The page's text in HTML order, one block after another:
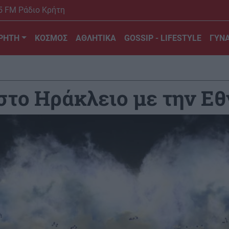
FM Ράδιο Κρήτη
ΚΟΣΜΟΣ ΑΘΛΗΤΙΚΑ GOSSIP - LIFESTYLE
Ηράκλειο με την